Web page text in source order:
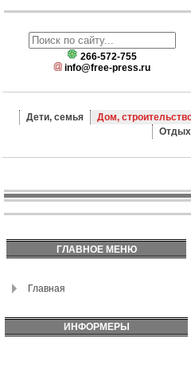
266-572-755
info@free-press.ru
Дети, семья Дом,
ГЛАВНОЕ МЕНЮ
Главная
ИНФОРМЕРЫ